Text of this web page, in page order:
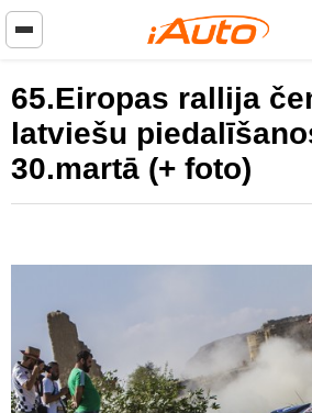
65.Eiropas rallija
latviešu
30.martā (+ foto)